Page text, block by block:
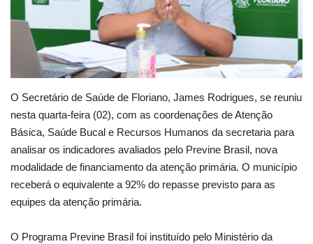
Contato
O Secretário de Saúde de Floriano, James Rodrigues, se reuniu
nesta quarta-feira (02), com as coordenações de Atenção
Básica, Saúde Bucal e Recursos Humanos da secretaria para
analisar os indicadores avaliados pelo Previne Brasil, nova
modalidade de financiamento da atenção primária. O município
receberá o equivalente a 92% do repasse previsto para as
equipes da atenção primária.
O Programa Previne Brasil foi instituído pelo Ministério da